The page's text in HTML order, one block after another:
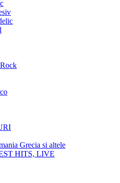
Grecia si altele
HITS, LIVE